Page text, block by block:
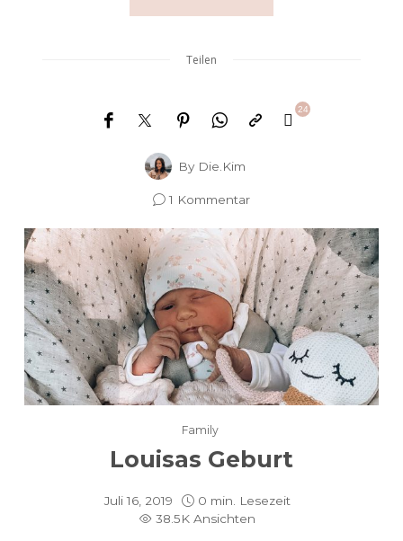
Teilen
By Die.Kim
24
1 Kommentar
Family
Louisas Geburt
Juli 16, 2019
0 min. Lesezeit
38.5K Ansichten